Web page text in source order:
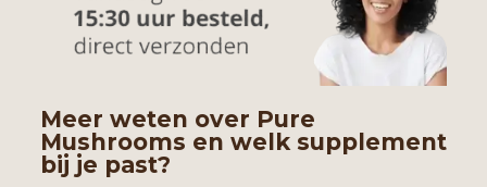
Meer weten over Pure
Mushrooms en welk supplement
bij je past?